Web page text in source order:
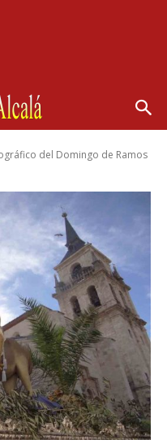
del Domingo de Ramos